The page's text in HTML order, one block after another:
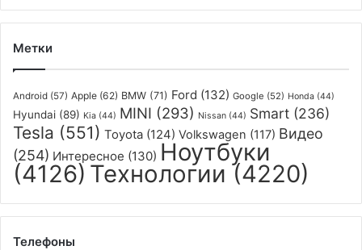
Метки
Android (57) Apple (62) BMW (71) Ford (132) Google (52) Honda (44)
Hyundai (89) Kia (44) MINI (293) Nissan (44) Smart (236)
Tesla (551) Toyota (124) Volkswagen (117) Видео
(254) Интересное (130) Ноутбуки
(4126) Технологии (4220)
Телефоны